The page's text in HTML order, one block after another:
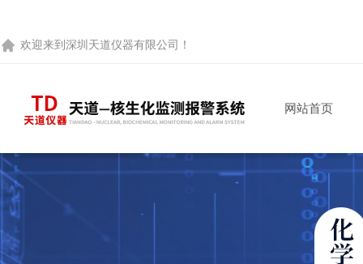
欢迎来到 深圳天道仪器有限公司 ！
网站首页